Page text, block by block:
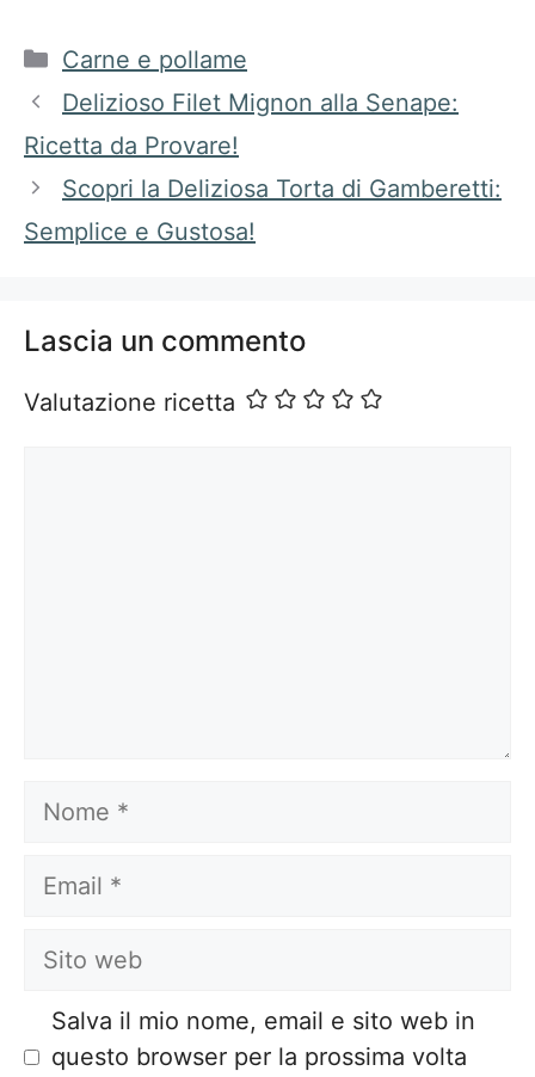
Categorie
Carne e pollame
Delizioso Filet Mignon alla Senape:
Ricetta da Provare!
Scopri la Deliziosa Torta di Gamberetti:
Semplice e Gustosa!
Lascia un commento
Valutazione ricetta
Nome
Email
Sito
Salva il mio nome, email e sito web in
questo browser per la prossima volta